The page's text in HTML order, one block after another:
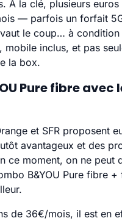
À la clé, plusieurs
— parfois un forfait
le coup… à
mobile inclus, et pas
la box.
Pure fibre avec
et SFR proposent
avantageux et des
ce moment, on ne peut
B&YOU Pure fibre
de 36€/mois, il est en